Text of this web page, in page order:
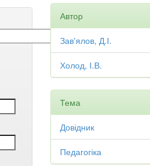
Автор
Зав'ялов, Д.І.
Холод, І.В.
Тема
Довідник
Педагогіка